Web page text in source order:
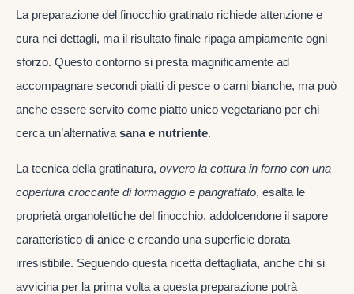
La preparazione del finocchio gratinato richiede attenzione e
cura nei dettagli, ma il risultato finale ripaga ampiamente ogni
sforzo. Questo contorno si presta magnificamente ad
accompagnare secondi piatti di pesce o carni bianche, ma può
anche essere servito come piatto unico vegetariano per chi
cerca un’alternativa sana e nutriente.
La tecnica della gratinatura, ovvero la cottura in forno con una
copertura croccante di formaggio e pangrattato, esalta le
proprietà organolettiche del finocchio, addolcendone il sapore
caratteristico di anice e creando una superficie dorata
irresistibile. Seguendo questa ricetta dettagliata, anche chi si
avvicina per la prima volta a questa preparazione potrà